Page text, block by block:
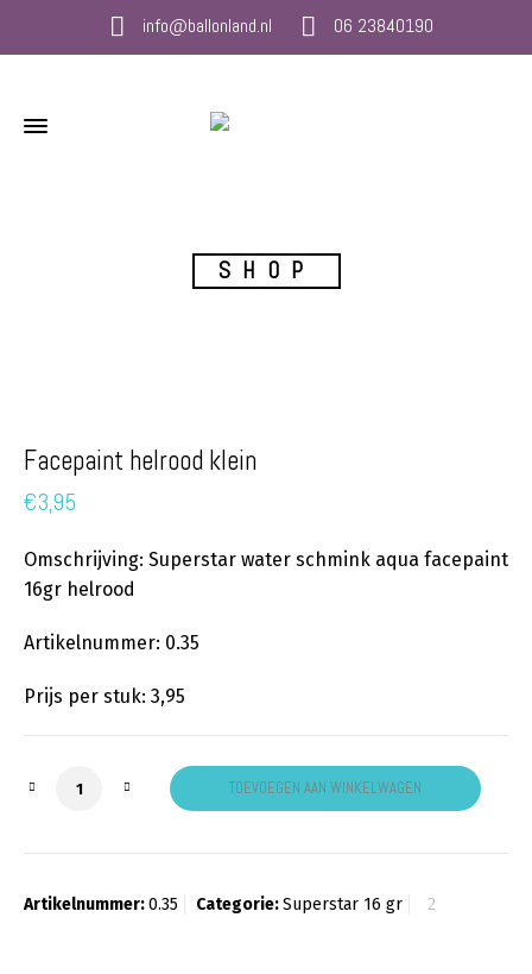
info@ballonland.nl 06 23840190
SHOP
Facepaint helrood klein
€3,95
Omschrijving: Superstar water schmink aqua facepaint
16gr helrood
Artikelnummer: 0.35
Prijs per stuk: 3,95
Facepaint helrood klein aantalTOEVOEGEN AAN WINKELWAGEN
Artikelnummer:0.35 Categorie:Superstar 16 gr